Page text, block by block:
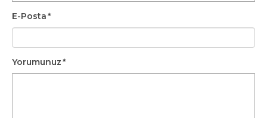
E-Posta*
Yorumunuz*